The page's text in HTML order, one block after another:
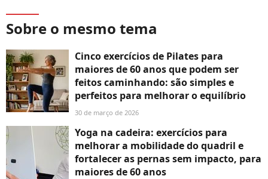
Sobre o mesmo tema
Cinco exercícios de Pilates para
maiores de 60 anos que podem ser
feitos caminhando: são simples e
perfeitos para melhorar o equilíbrio
30 de março de 2026
Yoga na cadeira: exercícios para
melhorar a mobilidade do quadril e
fortalecer as pernas sem impacto, para
maiores de 60 anos